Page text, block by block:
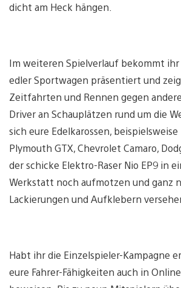
dicht am Heck hängen.
Im weiteren Spielverlauf bekommt ihr
edler Sportwagen präsentiert und
Zeitfahrten und Rennen gegen
Driver an Schauplätzen rund um die
sich eure Edelkarossen,
Plymouth GTX, Chevrolet Camaro,
der schicke Elektro-Raser Nio EP9 in
Werkstatt noch aufmotzen und ganz
Lackierungen und Aufklebern
Habt ihr die Einzelspieler-Kampagne
eure Fahrer-Fähigkeiten auch in